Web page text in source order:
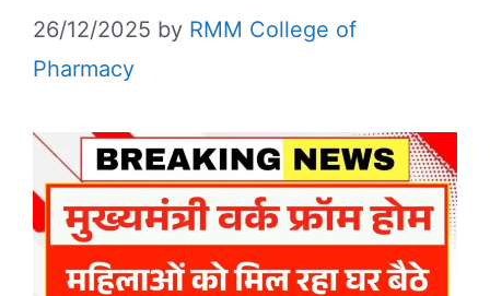
26/12/2025 by RMM College of
Pharmacy